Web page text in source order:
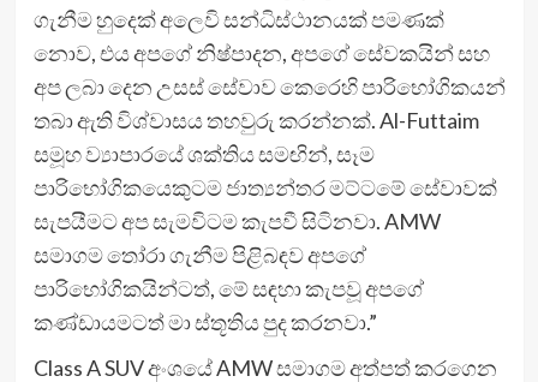
ගැනීම හුදෙක් අලෙවි සන්ධිස්ථානයක් පමණක්
නොව, එය අපගේ නිෂ්පාදන, අපගේ සේවකයින් සහ
අප ලබා දෙන උසස් සේවාව කෙරෙහි පාරිභෝගිකයන්
තබා ඇති විශ්වාසය තහවුරු කරන්නක්. Al-Futtaim
සමූහ ව්‍යාපාරයේ ශක්තිය සමඟින්, සෑම
පාරිභෝගිකයෙකුටම ජාත්‍යන්තර මට්ටමේ සේවාවක්
සැපයීමට අප සැමවිටම කැපවී සිටිනවා. AMW
සමාගම තෝරා ගැනීම පිළිබඳව අපගේ
පාරිභෝගිකයින්ටත්, මේ සඳහා කැපවූ අපගේ
කණ්ඩායමටත් මා ස්තූතිය පුද කරනවා.”
Class A SUV අංශයේ AMW සමාගම අත්පත් කරගෙන